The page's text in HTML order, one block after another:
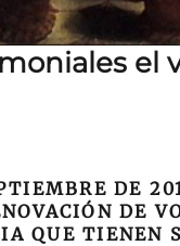
el
DE
DE
QUE TIENEN